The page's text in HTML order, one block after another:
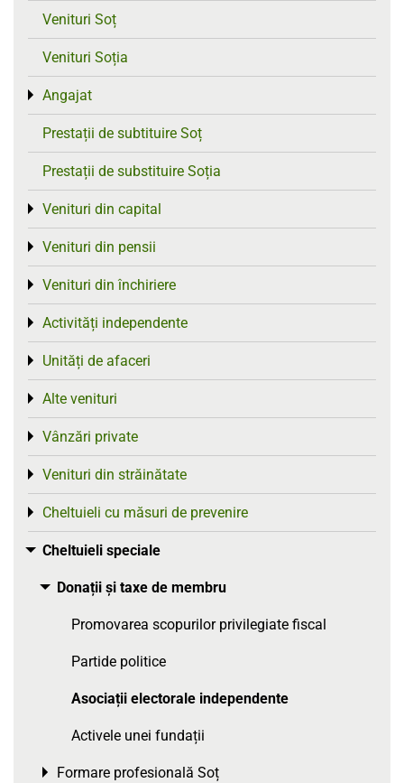
Venituri Soț
Venituri Soția
Angajat
Toggle menu
Prestații de subtituire Soț
Prestații de substituire Soția
Venituri din capital
Toggle menu
Venituri din pensii
Toggle menu
Venituri din închiriere
Toggle menu
Activități independente
Toggle menu
Unități de afaceri
Toggle menu
Alte venituri
Toggle menu
Vânzări private
Toggle menu
Venituri din străinătate
Toggle menu
Cheltuieli cu măsuri de prevenire
Toggle menu
Cheltuieli speciale
Toggle menu
Donații și taxe de membru
Toggle menu
Promovarea scopurilor privilegiate fiscal
Partide politice
Asociații electorale independente
Activele unei fundații
Formare profesională Soț
Toggle menu